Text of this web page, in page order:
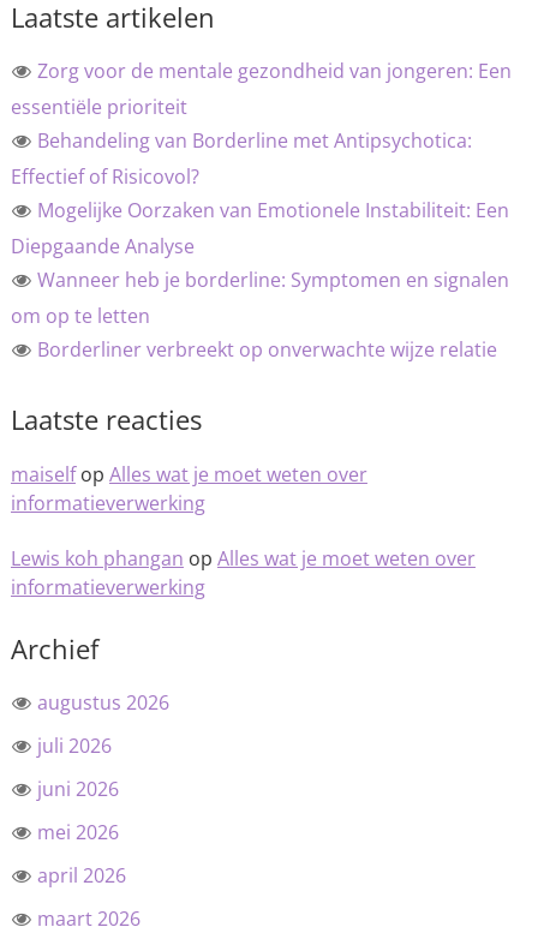
Laatste artikelen
Zorg voor de mentale gezondheid van jongeren: Een
essentiële prioriteit
Behandeling van Borderline met Antipsychotica:
Effectief of Risicovol?
Mogelijke Oorzaken van Emotionele Instabiliteit: Een
Diepgaande Analyse
Wanneer heb je borderline: Symptomen en signalen
om op te letten
Borderliner verbreekt op onverwachte wijze relatie
Laatste reacties
maiselfop Alles wat je moet weten over
informatieverwerking
Lewis koh phangan op Alles wat je moet weten over
informatieverwerking
Archief
augustus 2026
juli 2026
juni 2026
mei 2026
april 2026
maart 2026